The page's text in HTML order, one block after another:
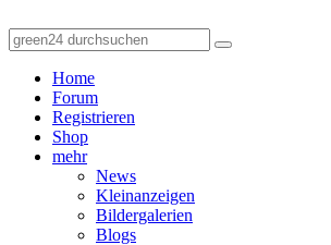
Home
Forum
Registrieren
Shop
mehr
News
Kleinanzeigen
Bildergalerien
Blogs